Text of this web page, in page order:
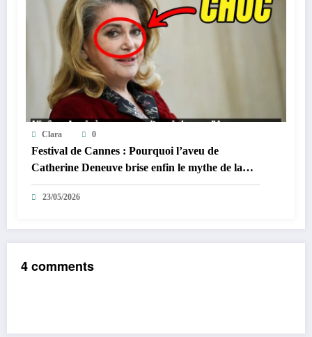
Clara 0
Festival de Cannes : Pourquoi l’aveu de
Catherine Deneuve brise enfin le mythe de la
Croisette
23/05/2026
4 comments